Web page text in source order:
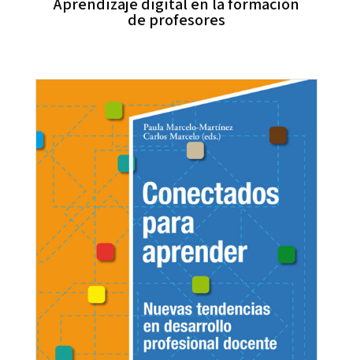
Aprendizaje digital en la formación
de profesores